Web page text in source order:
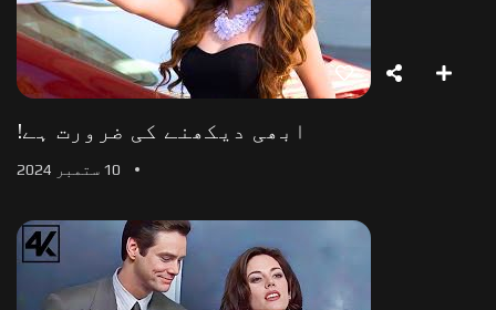
ابھی دیکھنے کی ضرورت ہے!
10 ستمبر 2024